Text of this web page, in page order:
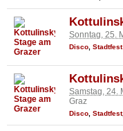
Sonntag, 25.
Disco, Stadtfest
Samstag, 24.
Graz
Disco, Stadtfest